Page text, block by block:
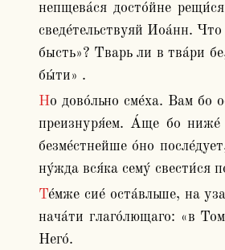
непщева́ся досто́йне
сведе́тельствуяй Иоа́нн.
бысть»? Тварь ли в тва́ри
бы́ти» .
Но дово́льно сме́ха. Вам бо оставля́ю про́чее истяза́ти слове́с сих бляде́ние, да не са́ми се возмни́м предрещи́ся тем е́же смехотвори́ти про́сте и вре́мя ту не
преизнуря́ем. А́ще бо ниже́
безме́стнейше о́но
ну́жда вся́ка сему́ свести́ся
Те́мже сие́ оста́вльше, на узако́неное да прии́дет причита́ние и повествова́ние. Ко́еже есть сие́? До «е́же бысть» упоко́ити сло́во. Та́же от про́чаго рече́ния
нача́ти глаго́лющаго: «в
Него́.